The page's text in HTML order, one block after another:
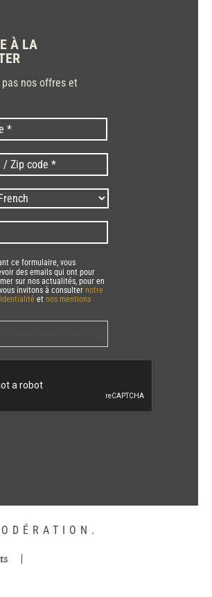
À LA
nos offres et
Nom
ce formulaire, vous
des emails qui ont pour
sur nos actualités, pour en
invitons à consulternotre
etnos mentions